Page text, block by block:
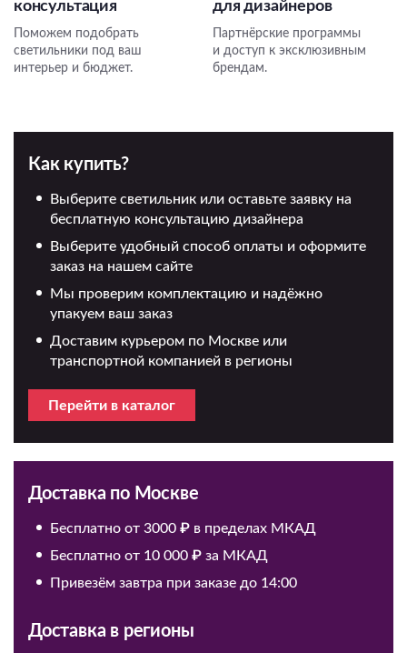
консультация
Поможем подобрать
светильники под ваш
интерьер и бюджет.
для дизайнеров
Партнёрские программы
и доступ к эксклюзивным
брендам.
Как купить?
Выберите светильник или оставьте заявку на
бесплатную консультацию дизайнера
Выберите удобный способ оплаты и оформите
заказ на нашем сайте
Мы проверим комплектацию и надёжно
упакуем ваш заказ
Доставим курьером по Москве или
транспортной компанией в регионы
Перейти в каталог
Доставка по Москве
Бесплатно от 3000 ₽ в пределах МКАД
Бесплатно от 10 000 ₽ за МКАД
Привезём завтра при заказе до 14:00
Доставка в регионы